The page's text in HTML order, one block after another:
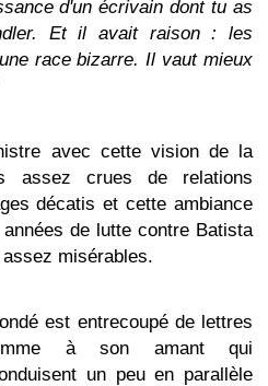
d'un écrivain dont tu as
Et il avait raison : les
race bizarre. Il vaut mieux
avec cette vision de la
assez crues de relations
décatis et cette ambiance
de lutte contre Batista
misérables.
est entrecoupé de lettres
à son amant qui
un peu en parallèle